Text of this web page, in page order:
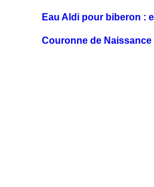
Eau Aldi pour biberon :
Couronne de